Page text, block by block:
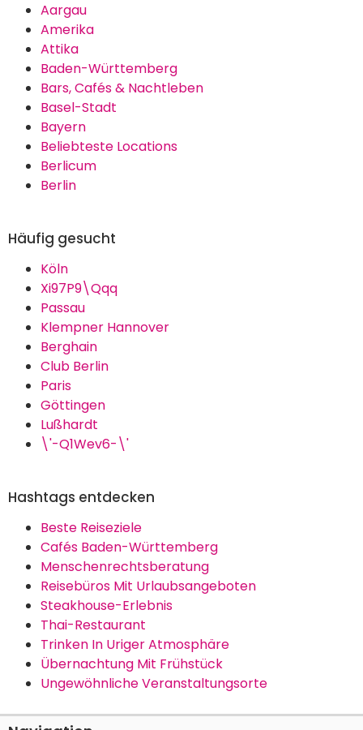
Aargau
Amerika
Attika
Baden-Württemberg
Bars, Cafés & Nachtleben
Basel-Stadt
Bayern
Beliebteste Locations
Berlicum
Berlin
Häufig gesucht
Köln
Xi97P9\Qqq
Passau
Klempner Hannover
Berghain
Club Berlin
Paris
Göttingen
Lußhardt
\'-Q1Wev6-\'
Hashtags entdecken
Beste Reiseziele
Cafés Baden-Württemberg
Menschenrechtsberatung
Reisebüros Mit Urlaubsangeboten
Steakhouse-Erlebnis
Thai-Restaurant
Trinken In Uriger Atmosphäre
Übernachtung Mit Frühstück
Ungewöhnliche Veranstaltungsorte